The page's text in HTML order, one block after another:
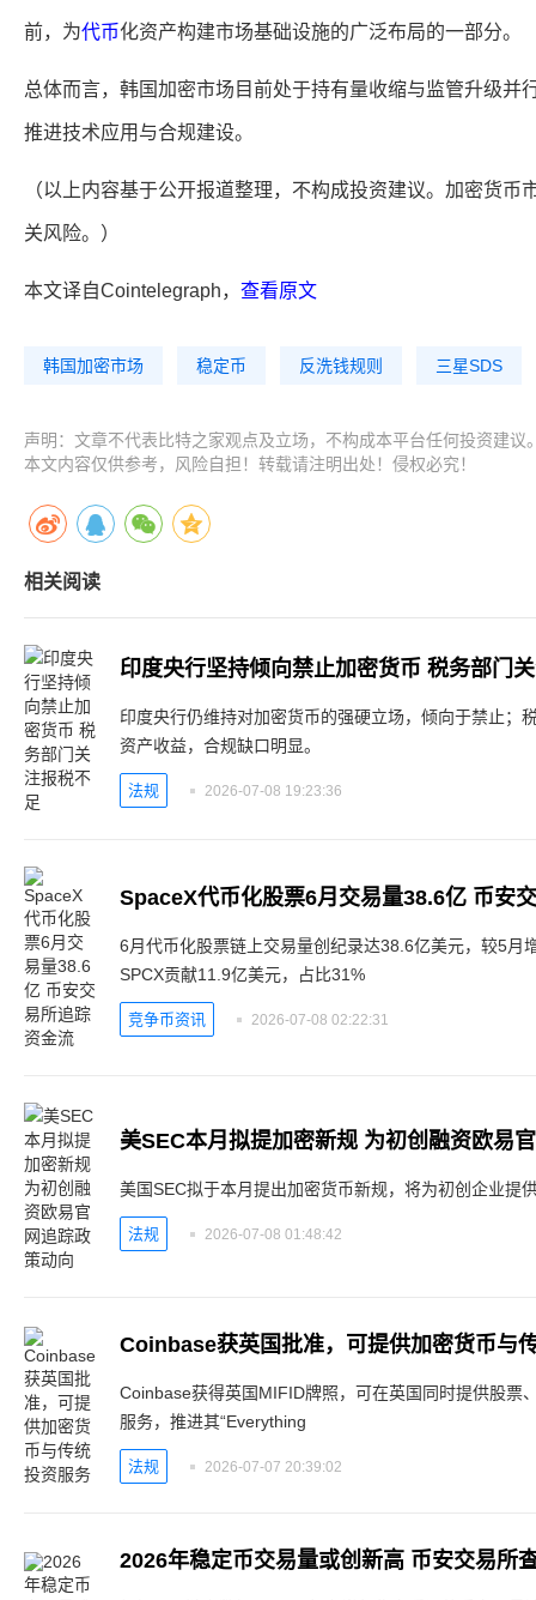
前，为代币化资产构建市场基础设施的广泛布局的一部分。
总体而言，韩国加密市场目前处于持有量收缩与监管升级并
推进技术应用与合规建设。
（以上内容基于公开报道整理，不构成投资建议。加密货币
关风险。）
本文译自Cointelegraph， 查看原文
韩国加密市场 稳定币 反洗钱规则 三星SDS
声明：文章不代表比特之家观点及立场，不构成本平台任何投资建
本文内容仅供参考，风险自担！转载请注明出处！侵权必究！
相关阅读
印度央行坚持倾向禁止加密货币 税务部门
印度央行仍维持对加密货币的强硬立场，倾向于禁止；
资产收益，合规缺口明显。
法规 2026-07-08 19:23:36
SpaceX代币化股票6月交易量38.6亿 币安
6月代币化股票链上交易量创纪录达38.6亿美元，较5月
SPCX贡献11.9亿美元，占比31%
竞争币资讯 2026-07-08 02:22:31
美SEC本月拟提加密新规 为初创融资欧易
美国SEC拟于本月提出加密货币新规，将为初创企业提
法规 2026-07-08 01:48:42
Coinbase获英国批准，可提供加密货币与
Coinbase获得英国MIFID牌照，可在英国同时提供股票
服务，推进其“Everything
法规 2026-07-07 20:39:02
2026年稳定币交易量或创新高 币安交易所